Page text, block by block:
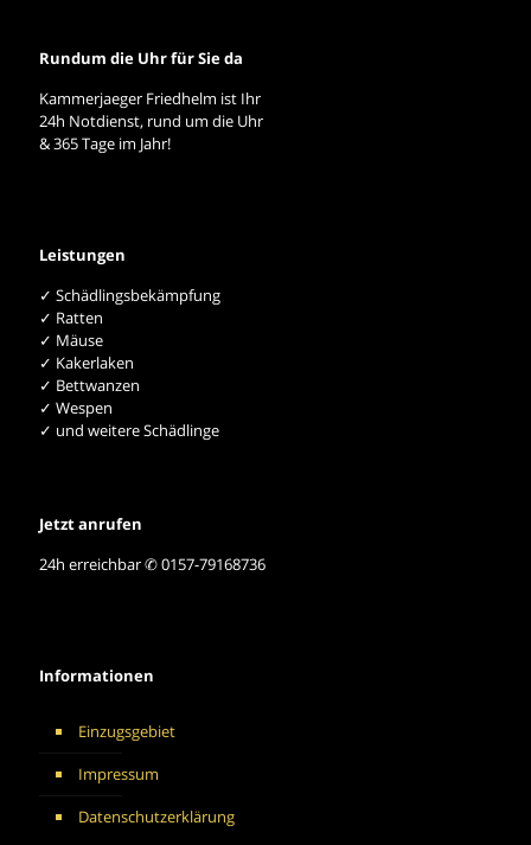
Rundum die Uhr für Sie da
Kammerjaeger Friedhelm ist Ihr
24h Notdienst, rund um die Uhr
& 365 Tage im Jahr!
Leistungen
✓ Schädlingsbekämpfung
✓ Ratten
✓ Mäuse
✓ Kakerlaken
✓ Bettwanzen
✓ Wespen
✓ und weitere Schädlinge
Jetzt anrufen
24h erreichbar ✆ 0157-79168736
Informationen
Einzugsgebiet
Impressum
Datenschutzerklärung